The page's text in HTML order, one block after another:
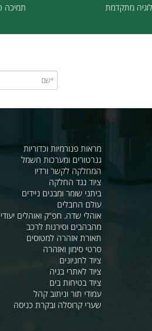
תמיכה טכנית
מראות פנורמיות וכדוריות
גנרטורים ומערכות חשמל
המחלקה לקשר ורדיו
ציוד נגד החלקה
ביתני שומר ומבנים ניידים
עולם החבלים
אוהלי שדה, חפ"ק ואוהלים יעודיים
מהבהבים וסירנות לרכב
תאורת אזהרה למטוסים
סרטי סימון ואזהרה
ציוד לחניונים
ציוד לאתרי בניה